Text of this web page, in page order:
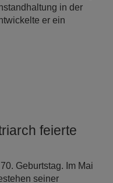
in der
er ein
feierte
Geburtstag. Im Mai
seiner